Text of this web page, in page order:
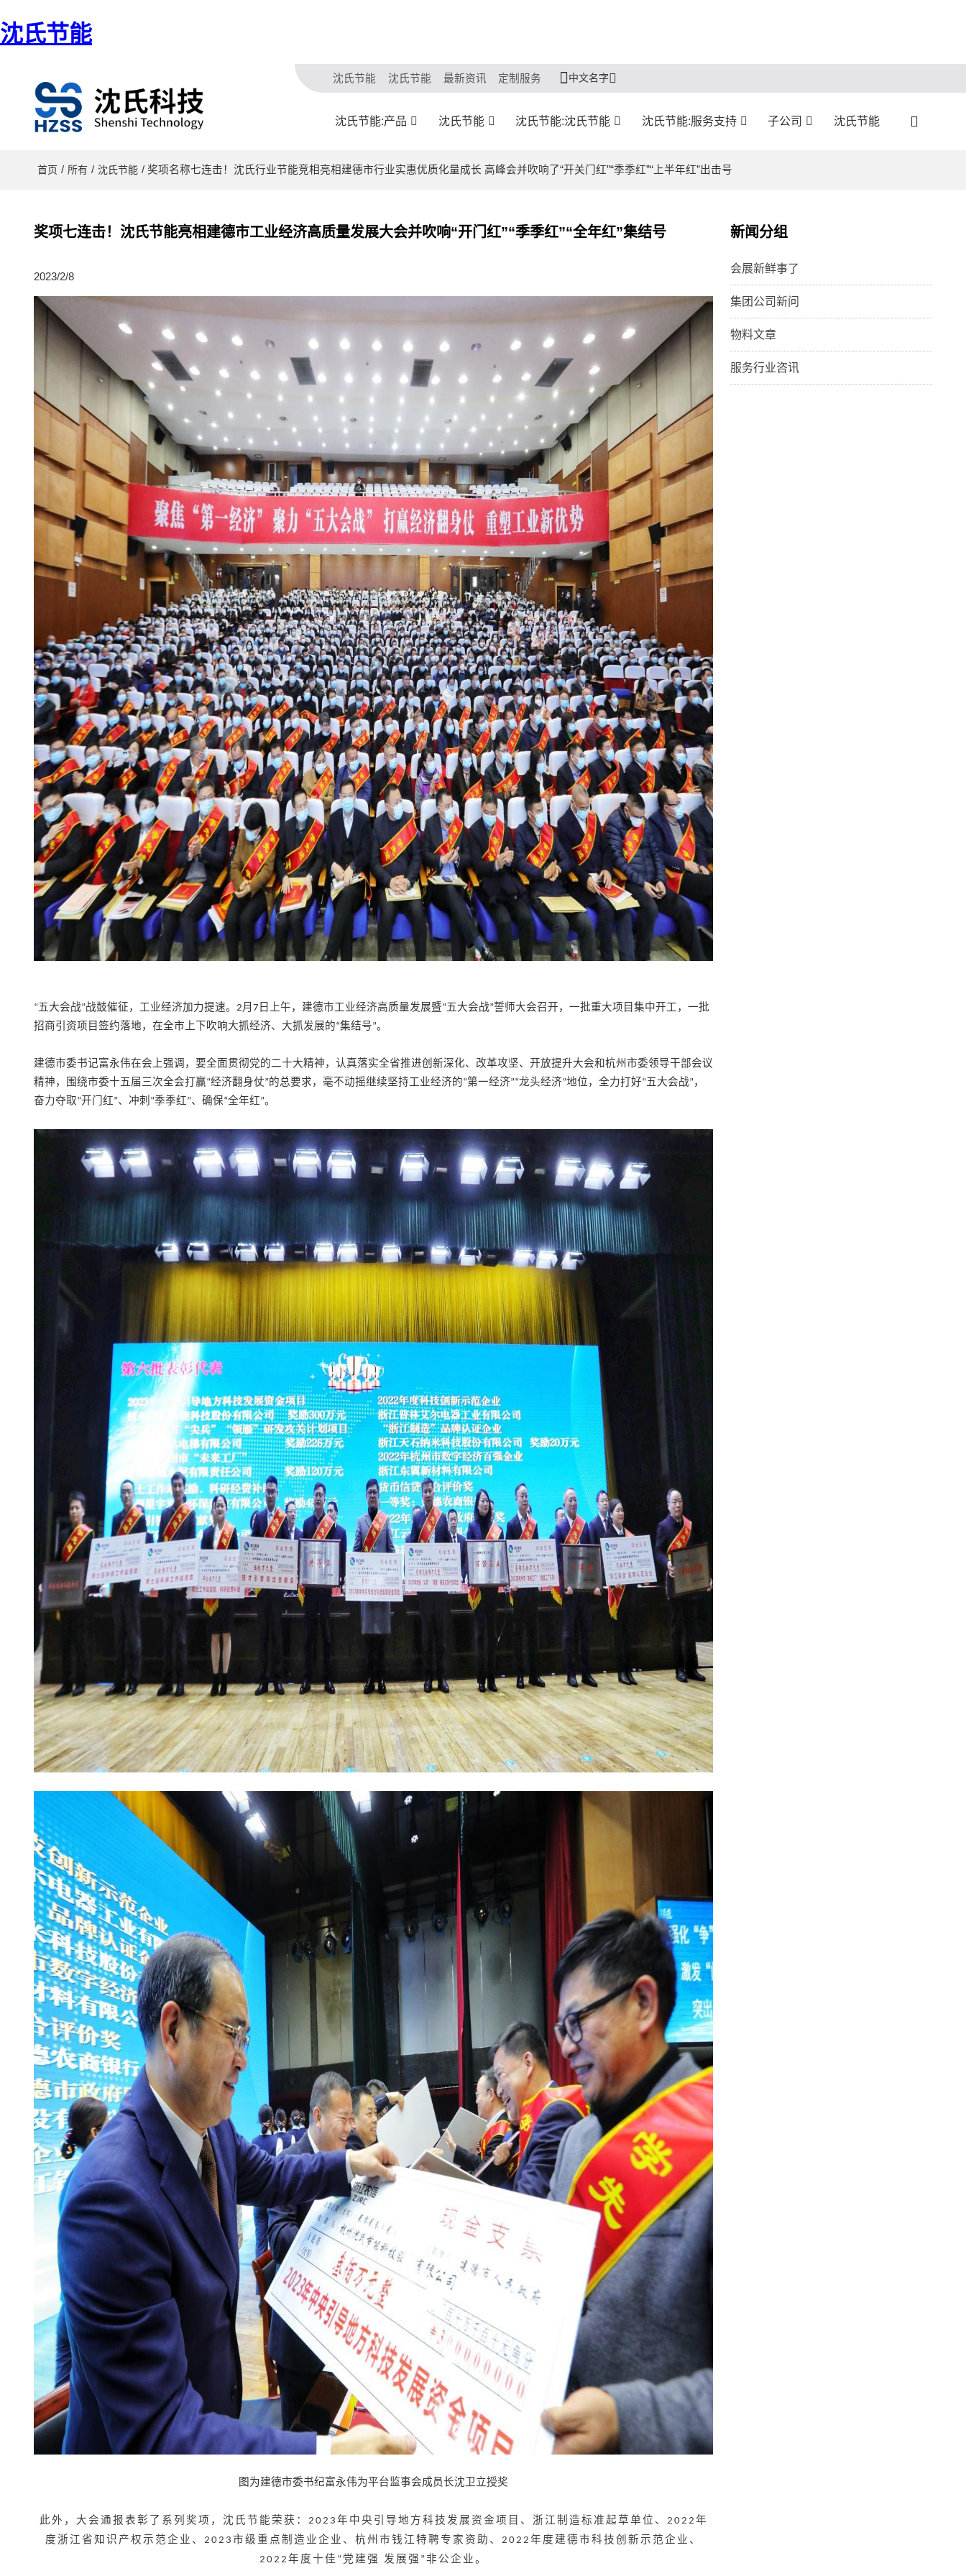
沈氏节能
沈氏节能 沈氏节能 最新资讯 定制服务 中文名字
沈氏节能:产品 沈氏节能 沈氏节能:沈氏节能 沈氏节能:服务支持 子公司 沈氏节能
首页 / 所有 / 沈氏节能 / 奖项名称七连击！沈氏行业节能竞相亮相建德市行业实惠优质化量成长 高峰会并吹响了“开关门红”“季季红”“上半年红”出击号
奖项七连击！沈氏节能亮相建德市工业经济高质量发展大会并吹响“开门红”“季季红”“全年红”集结号
2023/2/8
“五大会战”战鼓催征，工业经济加力提速。 2 月 7 日上午，建德市工业经济高质量发展暨“五大会战”誓师大会召开，一批重大项目集中开工，一批
招商引资项目签约落地，在全市上下吹响大抓经济、大抓发展的“集结号”。
建德市委书记富永伟在会上强调，要全面贯彻党的二十大精神，认真落实全省推进创新深化、改革攻坚、开放提升大会和杭州市委领导干部会议
精神，围绕市委十五届三次全会打赢 “经济翻身仗”的总要求，毫不动摇继续坚持工业经济的“第一经济”“龙头经济”地位，全力打好“五大会战”，
奋力夺取“开门红”、冲刺 “季季红”、确保“全年红”。
图为建德市委书纪富永伟为平台监事会成员长沈卫立授奖
此外，大会通报表彰了系列奖项， 沈氏节能荣获： 2023 年中央引导地方科技发展资金项目、浙江制造标准起草单位、 2022 年
度浙江省知识产权示范企业、 2023 市级重点制造业企业、杭州市钱江特聘专家资助、 2022年度建德市科技创新示范企业、
2022年度十佳 “ 党建强 发展强 ”非公企业。
新闻分组
会展新鲜事了
集团公司新问
物料文章
服务行业咨讯